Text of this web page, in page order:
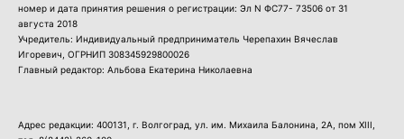
номер и дата принятия решения о регистрации: Эл N ФС77- 73506 от 31
августа 2018
Учредитель: Индивидуальный предприниматель Черепахин Вячеслав
Игоревич, ОГРНИП 308345929800026
Главный редактор: Альбова Екатерина Николаевна
Адрес редакции: 400131, г. Волгоград, ул. им. Михаила Балонина, 2А, пом XIII,